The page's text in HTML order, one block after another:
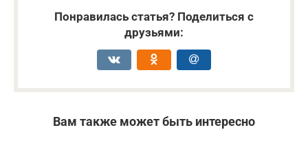
Понравилась статья? Поделиться с
друзьями:
Вам также может быть интересно